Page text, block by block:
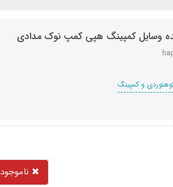
وسایل کمپینگ هپی کمپ نوک مدادی
و کمپینگ
ناموجود